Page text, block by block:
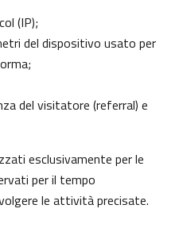
(IP);
del dispositivo usato per
del visitatore (referral) e
esclusivamente per le
per il tempo
le attività precisate.